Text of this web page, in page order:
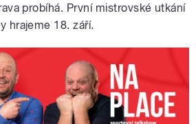
probíhá. První mistrovské utkání
hrajeme 18. září.